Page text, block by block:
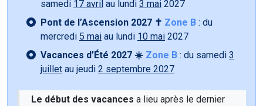
samedi 17 avril au lundi 3 mai 2027
Pont de l’Ascension 2027 ✝️ Zone B : du
mercredi 5 mai au lundi 10 mai 2027
Vacances d’Été 2027 ☀️ Zone B : du samedi 3
juillet au jeudi 2 septembre 2027
Le début des vacances a lieu après le dernier